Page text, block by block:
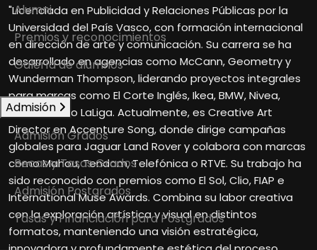
Alumni
Premios y reconocimientos
Galería de alumnos
Admisión
Admisión Grados
Becas y Tasas Grados
Admisión Postgrados
Tasas y Financiación para Postgrados
"Licenciada en Publicidad y Relaciones Públicas por la
Universidad del País Vasco, con formación internacional
en dirección de arte y comunicación. Su carrera se ha
desarrollado en agencias como McCann, Geometry y
Wunderman Thompson, liderando proyectos integrales
para marcas como El Corte Inglés, Ikea, BMW, Nivea,
Coca-Cola o LaLiga. Actualmente, es Creative Art
Director en Accenture Song, donde dirige campañas
globales para Jaguar Land Rover y colabora con marcas
como Mahou, Tendam, Telefónica o RTVE. Su trabajo ha
sido reconocido con premios como El Sol, Clio, FIAP e
International Muse Awards. Combina su labor creativa
con la exploración artística y visual en distintos
formatos, manteniendo una visión estratégica,